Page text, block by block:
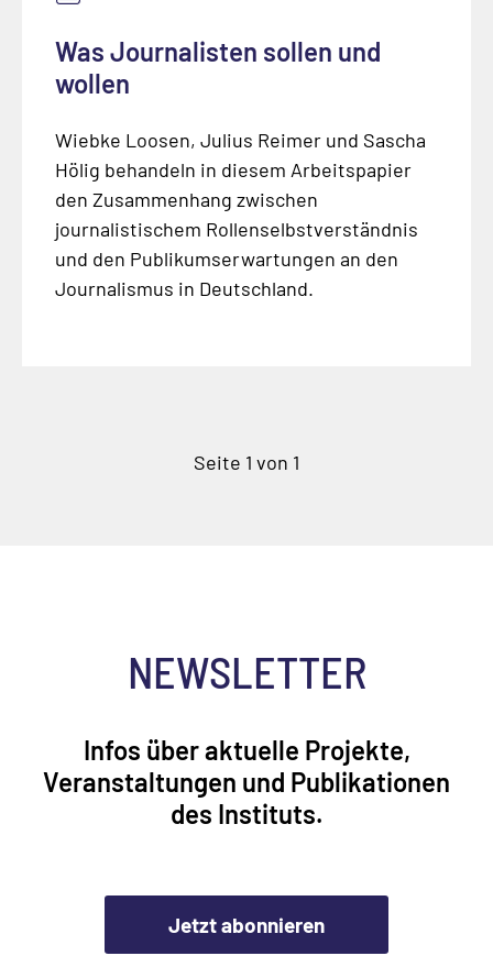
Was Journalisten sollen und
wollen
Wiebke Loosen, Julius Reimer und Sascha
Hölig behandeln in diesem Arbeitspapier
den Zusammenhang zwischen
journalistischem Rollenselbstverständnis
und den Publikumserwartungen an den
Journalismus in Deutschland.
Seite 1 von 1
NEWSLETTER
Infos über aktuelle Projekte,
Veranstaltungen und Publikationen
des Instituts.
Jetzt abonnieren